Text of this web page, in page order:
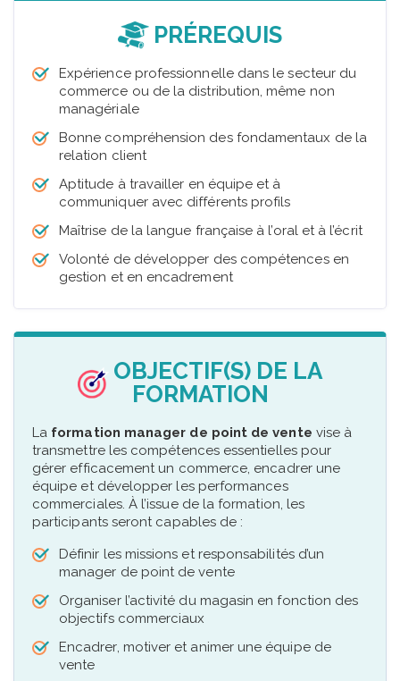
PRÉREQUIS
Expérience professionnelle dans le secteur du
commerce ou de la distribution, même non
managériale
Bonne compréhension des fondamentaux de la
relation client
Aptitude à travailler en équipe et à
communiquer avec différents profils
Maîtrise de la langue française à l’oral et à l’écrit
Volonté de développer des compétences en
gestion et en encadrement
OBJECTIF(S) DE LA
FORMATION
La formation manager de point de vente vise à
transmettre les compétences essentielles pour
gérer efficacement un commerce, encadrer une
équipe et développer les performances
commerciales. À l’issue de la formation, les
participants seront capables de :
Définir les missions et responsabilités d’un
manager de point de vente
Organiser l’activité du magasin en fonction des
objectifs commerciaux
Encadrer, motiver et animer une équipe de
vente